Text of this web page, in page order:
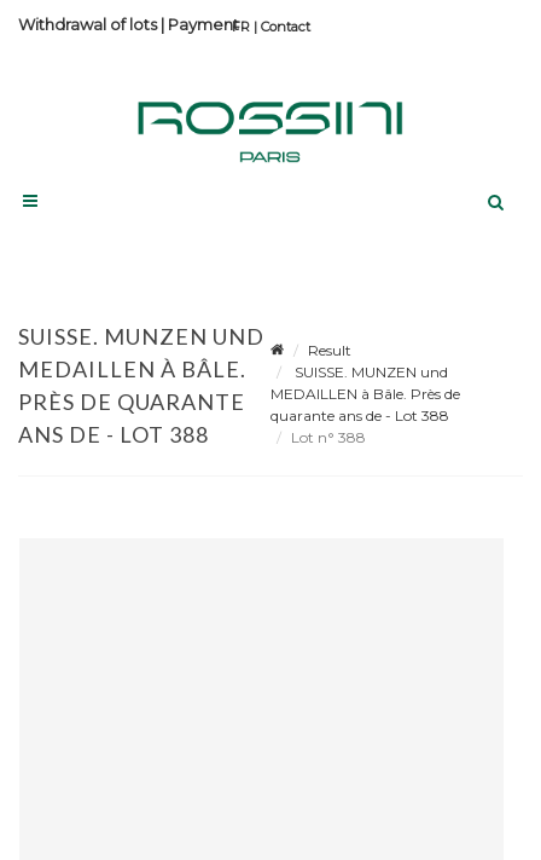
Contact
Withdrawal of lots| Payment
SUISSE. MUNZEN UND
MEDAILLEN À BÂLE.
PRÈS DE QUARANTE
ANS DE - LOT 388
Result
SUISSE. MUNZEN und
MEDAILLEN à Bâle. Près de
quarante ans de - Lot 388
Lot n° 388